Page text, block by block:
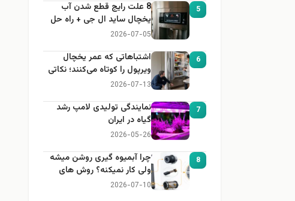
5
8 علت رایج قطع شدن آب
یخچال ساید ال جی + راه حل
2026-07-05
6
اشتباهاتی که عمر یخچال
ویرپول را کوتاه می‌کنند؛ نکاتی
که باید بدانید
2026-07-13
7
نمایندگی تولیدی لامپ رشد
گیاه در ایران
2026-05-26
8
چرا آبمیوه گیری روشن میشه
ولی کار نمیکنه؟ روش های
عیب یابی
2026-07-10